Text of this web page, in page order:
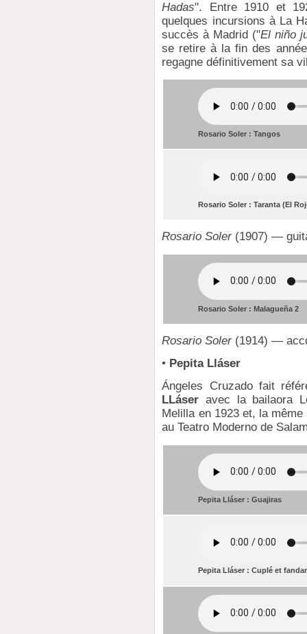
Hadas". Entre 1910 et
quelques incursions à La
succès à Madrid ("El niño
se retire à la fin des
regagne définitivement sa
Rosario Soler : Tangos
Rosario Soler : Taranta (El
Rosario Soler (1907) —
Rosario Soler : Malagueña 2
Rosario Soler (1914) —
• Pepita Lláser
Ángeles Cruzado fait
LLáser avec la bailaora
Melilla en 1923 et, la
au Teatro Moderno de
Pepita Lláser : Guajiras
Pepita Lláser : Cuplé et